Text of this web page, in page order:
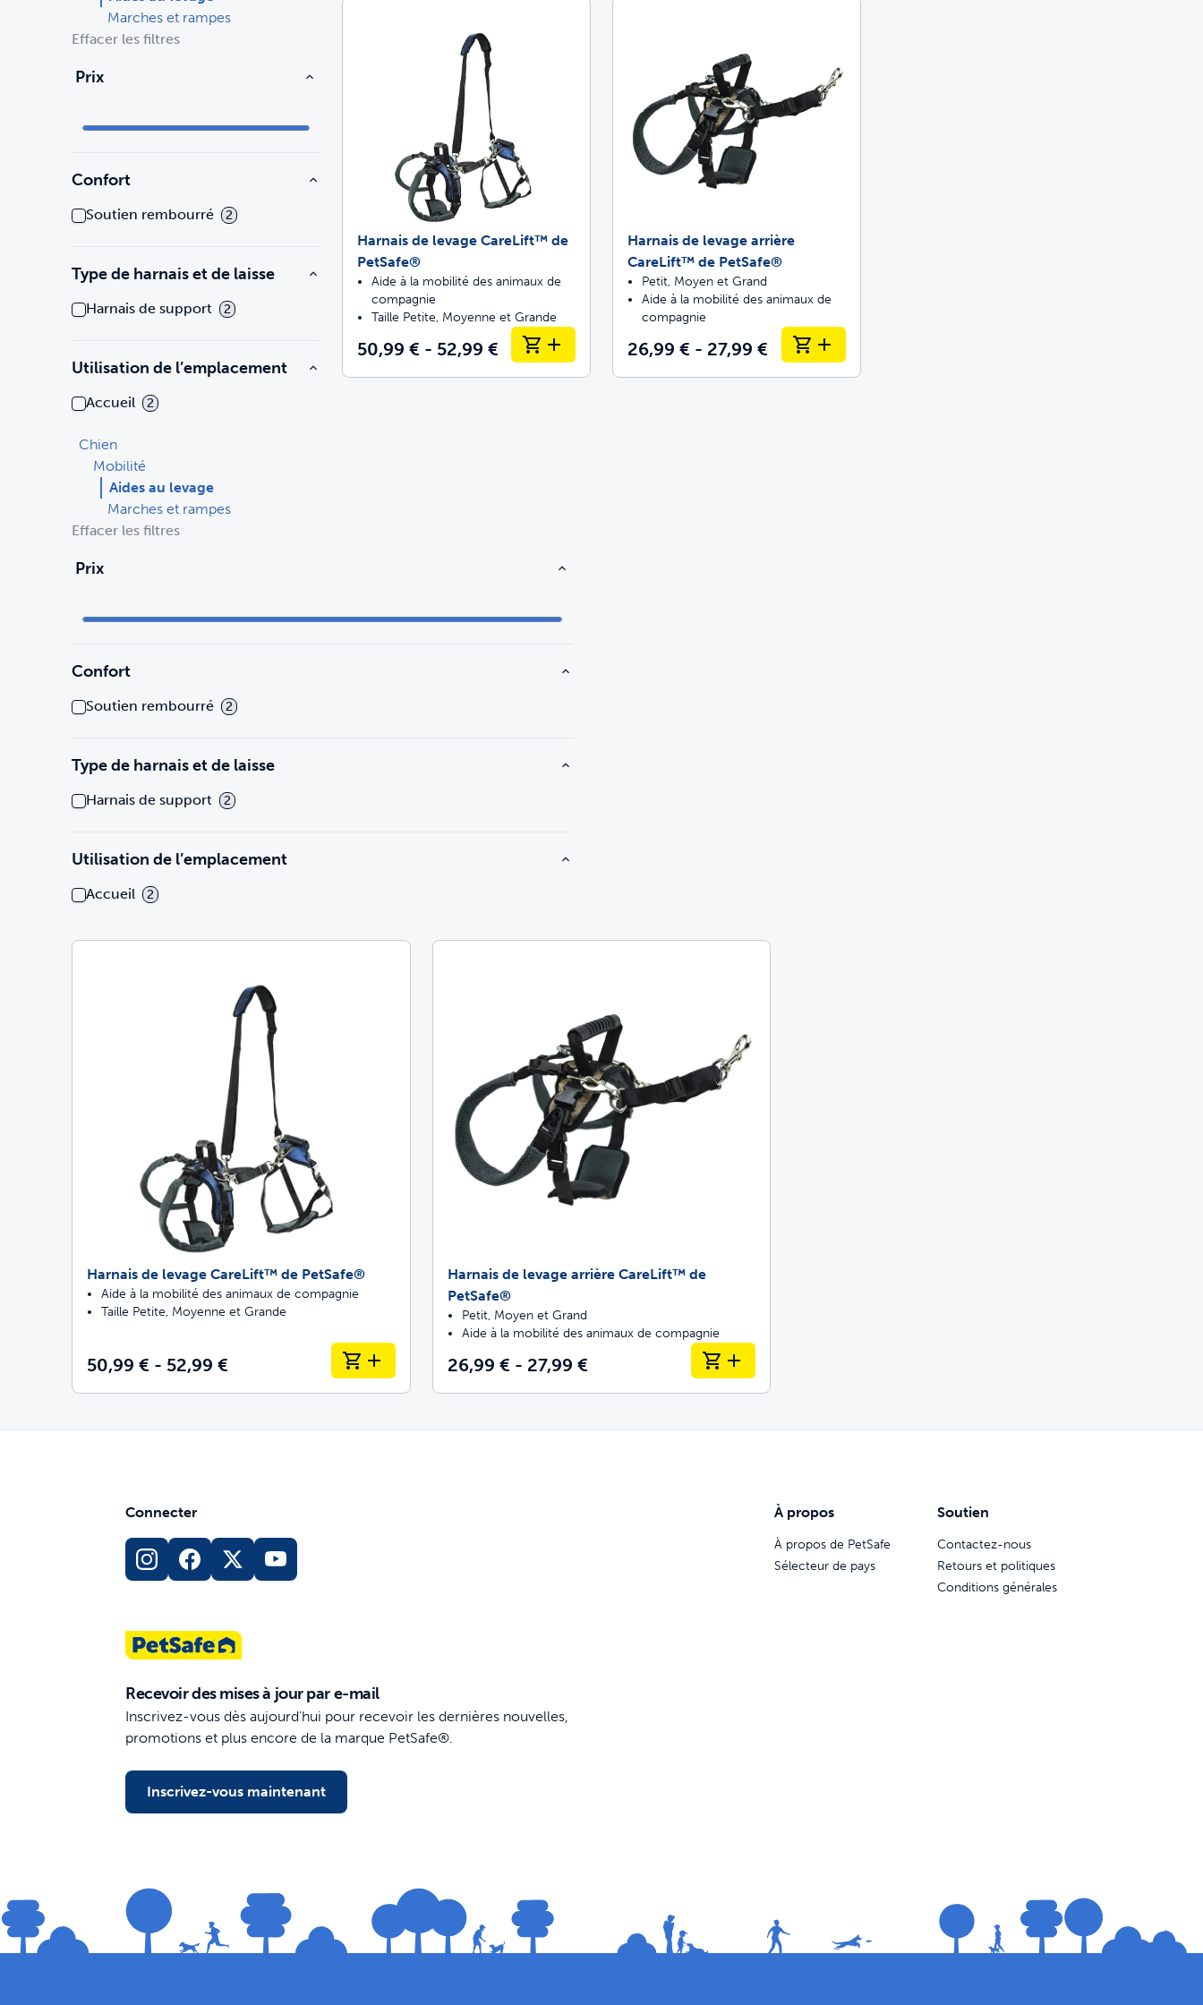
Voyage
Entraînement
Pièces et accessoires
Achetez tous les produits
Achetez des solutions de clôture
Voyage
Achetez ScoopFree pour un contrôle des odeurs 4 fois meilleur
Bacs à litière et litière
Portes
Entraînement
Pièces et accessoires
Tout acheter
Profitez de promenades sans stress ensemble
Marches et rampes
Effacer les filtres
Prix
Confort
Soutien rembourré 2
Type de harnais et de laisse
Harnais de support 2
Utilisation de l’emplacement
Accueil 2
Harnais de levage CareLift™ de
PetSafe®
Aide à la mobilité des animaux de
compagnie
Taille Petite, Moyenne et Grande
50,99 € - 52,99 €
Harnais de levage arrière
CareLift™ de PetSafe®
Petit, Moyen et Grand
Aide à la mobilité des animaux de
compagnie
26,99 € - 27,99 €
Chien
Mobilité
Aides au levage
Marches et rampes
Effacer les filtres
Prix
Confort
Soutien rembourré 2
Type de harnais et de laisse
Harnais de support 2
Utilisation de l’emplacement
Accueil 2
Harnais de levage CareLift™ de PetSafe®
Aide à la mobilité des animaux de compagnie
Taille Petite, Moyenne et Grande
50,99 € - 52,99 €
Harnais de levage arrière CareLift™ de
PetSafe®
Petit, Moyen et Grand
Aide à la mobilité des animaux de compagnie
26,99 € - 27,99 €
Connecter
Recevoir des mises à jour par e-mail
Inscrivez-vous dès aujourd'hui pour recevoir les dernières nouvelles,
promotions et plus encore de la marque PetSafe®.
Inscrivez-vous maintenant
À propos
À propos de PetSafe
Sélecteur de pays
Soutien
Contactez-nous
Retours et politiques
Conditions générales